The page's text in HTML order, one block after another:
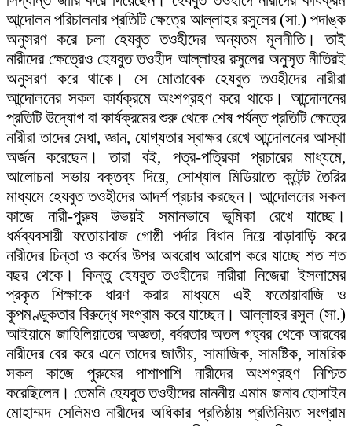
আন্দোলন পরিচালনার প্রতিটি ক্ষেত্রে আল্লাহর রসুলের (সা.) পদাঙ্ক
অনুসরণ করে চলা হেযবুত তওহীদের অন্যতম মূলনীতি। তাই
নারীদের ক্ষেত্রেও হেযবুত তওহীদ আল্লাহর রসুলের অনুসৃত নীতিরই
অনুসরণ করে থাকে। সে মোতাবেক হেযবুত তওহীদের নারীরা
আন্দোলনের সকল কার্যক্রমে অংশগ্রহণ করে থাকে। আন্দোলনের
প্রতিটি উদ্যোগ বা কার্যক্রমের শুরু থেকে শেষ পর্যন্ত প্রতিটি ক্ষেত্রে
নারীরা তাদের মেধা, জ্ঞান, যোগ্যতার স্বাক্ষর রেখে আন্দোলনের আস্থা
অর্জন করেছেন। তারা বই, পত্র-পত্রিকা প্রচারের মাধ্যমে,
আলোচনা সভায় বক্তব্য দিয়ে, সোশ্যাল মিডিয়াতে কন্টেন্ট তৈরির
মাধ্যমে হেযবুত তওহীদের আদর্শ প্রচার করছেন। আন্দোলনের সকল
কাজে নারী-পুরুষ উভয়ই সমানভাবে ভূমিকা রেখে যাচ্ছে।
ধর্মব্যবসায়ী ফতোয়াবাজ গোষ্ঠী পর্দার বিধান নিয়ে বাড়াবাড়ি করে
নারীদের চিন্তা ও কর্মের উপর অবরোধ আরোপ করে যাচ্ছে শত শত
বছর থেকে। কিন্তু হেযবুত তওহীদের নারীরা নিজেরা ইসলামের
প্রকৃত শিক্ষাকে ধারণ করার মাধ্যমে এই ফতোয়াবাজি ও
কূপমণ্ডুকতার বিরুদ্ধে সংগ্রাম করে যাচ্ছেন। আল্লাহর রসুল (সা.)
আইয়ামে জাহিলিয়াতের অজ্ঞতা, বর্বরতার অতল গহ্বর থেকে আরবের
নারীদের বের করে এনে তাদের জাতীয়, সামাজিক, সামষ্টিক, সামরিক
সকল কাজে পুরুষের পাশাপাশি নারীদের অংশগ্রহণ নিশ্চিত
করেছিলেন। তেমনি হেযবুত তওহীদের মাননীয় এমাম জনাব হোসাইন
মোহাম্মদ সেলিমও নারীদের অধিকার প্রতিষ্ঠায় প্রতিনিয়ত সংগ্রাম